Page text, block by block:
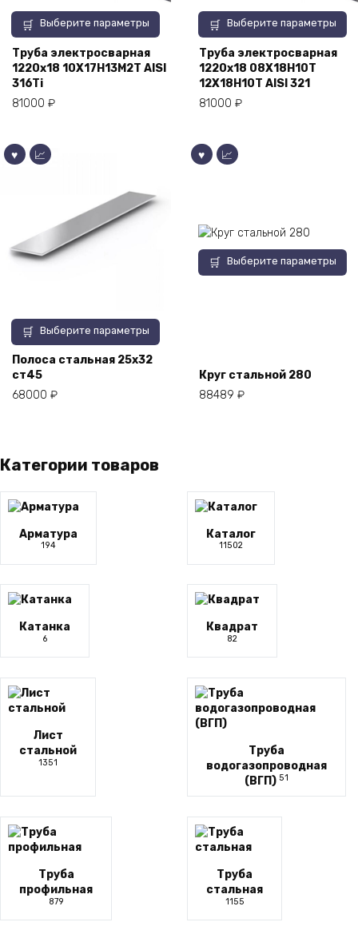
Выберите параметры
Этот
товар
имеет
несколько
Труба электросварная
1220х18 10Х17Н13М2Т AISI
316Ti
81000 ₽
Выберите параметры
Этот
товар
имеет
несколько
вариаций.
Труба электросварная
1220х18 08Х18Н10Т
12Х18Н10Т AISI 321
81000 ₽
Выберите параметры
Этот
товар
имеет
на
странице
товара.
Полоса стальная 25х32
ст45
68000 ₽
Выберите параметры
Этот
товар
выбрать
Круг стальной 280
88489 ₽
Категории товаров
Арматура
194
Каталог
11502
Катанка
6
Квадрат
82
Лист
стальной
1351
Труба
водогазопроводная
(ВГП) 51
Труба
профильная
879
Труба
стальная
1155